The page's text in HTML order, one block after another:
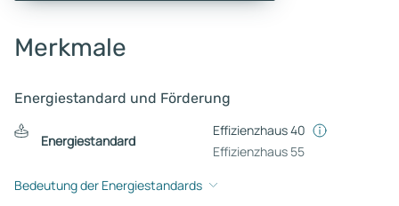
Merkmale
Energiestandard und Förderung
Energiestandard
Effizienzhaus 40
Effizienzhaus 55
Bedeutung der Energiestandards